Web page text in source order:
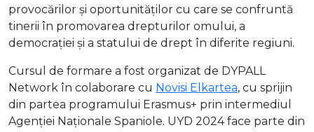
provocărilor și oportunităților cu care se confruntă
tinerii în promovarea drepturilor omului, a
democrației și a statului de drept în diferite regiuni.
Cursul de formare a fost organizat de DYPALL
Network în colaborare cu Novisi Elkartea, cu sprijin
din partea programului Erasmus+ prin intermediul
Agenției Naționale Spaniole. UYD 2024 face parte din